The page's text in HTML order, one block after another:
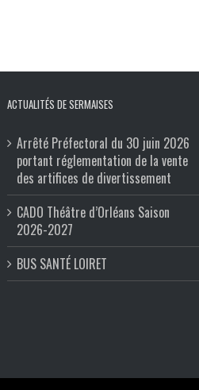
ACTUALITÉS DE SERMAISES
Arrêté Préfectoral du 30 juin 2026
portant réglementation de la vente
des artifices de divertissement
CADO Théâtre d’Orléans Saison
2026-2027
BUS SANTÉ LOIRET